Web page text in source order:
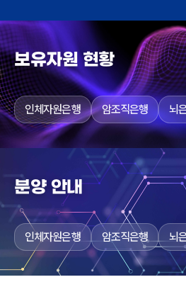
보유자원 현황
인체자원은행 암조직은행 뇌
분양 안내
인체자원은행 암조직은행 뇌